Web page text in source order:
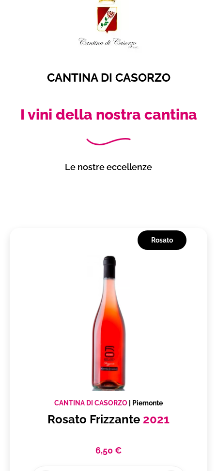
CANTINA DI CASORZO
I vini della nostra cantina
Le nostre eccellenze
Rosato
CANTINA DI CASORZO | Piemonte
Rosato Frizzante 2021
6,50 €